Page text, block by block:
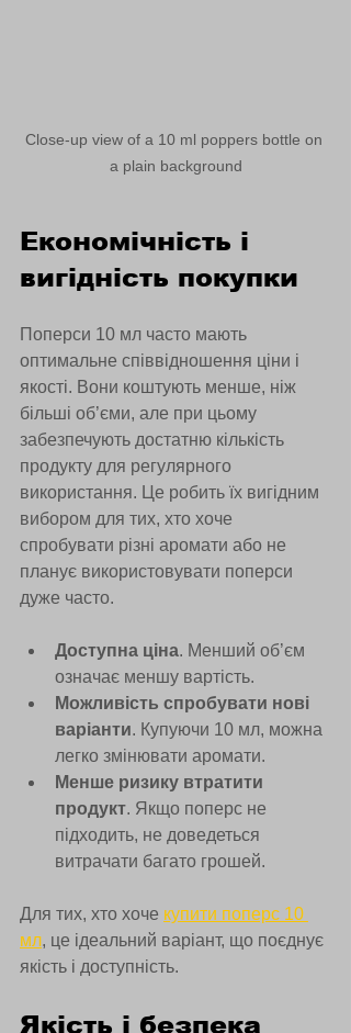
Close-up view of a 10 ml poppers bottle on
a plain background
Економічність і
вигідність покупки
Поперси 10 мл часто мають
оптимальне співвідношення ціни і
якості. Вони коштують менше, ніж
більші об’єми, але при цьому
забезпечують достатню кількість
продукту для регулярного
використання. Це робить їх вигідним
вибором для тих, хто хоче
спробувати різні аромати або не
планує використовувати поперси
дуже часто.
Доступна ціна. Менший об’єм
означає меншу вартість.
Можливість спробувати нові
варіанти. Купуючи 10 мл, можна
легко змінювати аромати.
Менше ризику втратити
продукт. Якщо поперс не
підходить, не доведеться
витрачати багато грошей.
Для тих, хто хоче купити поперс 10
мл, це ідеальний варіант, що поєднує
якість і доступність.
Якість і безпека